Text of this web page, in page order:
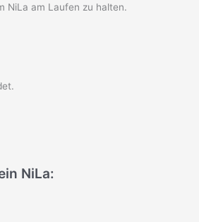
NiLa am Laufen zu halten.
NiLa: